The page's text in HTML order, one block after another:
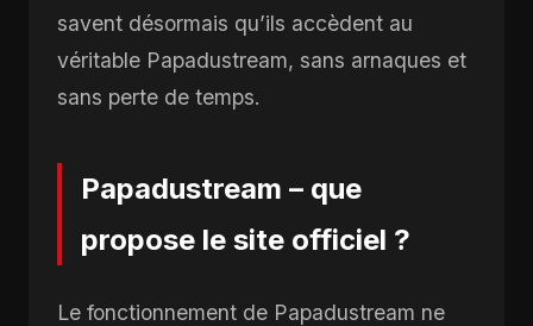
savent désormais qu’ils accèdent au
véritable Papadustream, sans arnaques et
sans perte de temps.
Papadustream – que
propose le site officiel ?
Le fonctionnement de Papadustream ne